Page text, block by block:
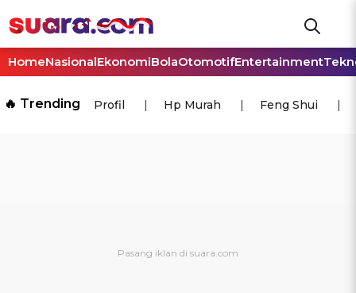
HomeNasionalEkonomiBolaOtomotifEntertainment
🔥 Trending Profil Hp Murah Feng Shui